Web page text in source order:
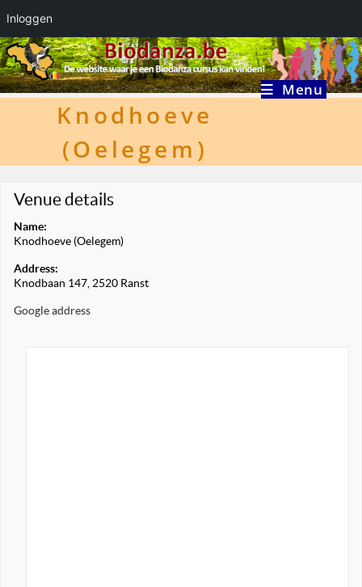
Inloggen
Ga
naar
inhoud
Menu
Knodhoeve
(Oelegem)
Venue details
Name:
Knodhoeve (Oelegem)
Address:
Knodbaan 147, 2520 Ranst
Google address